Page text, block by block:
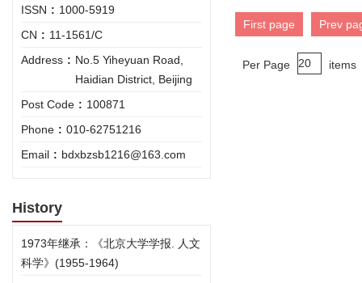
ISSN : 1000-5919
CN : 11-1561/C
Address : No.5 Yiheyuan Road,
Haidian District, Beijing
Post Code : 100871
Phone : 010-62751216
Email : bdxbzsb1216@163.com
History
1973年继承：《北京大学学报. 人文
科学》(1955-1964)
First page Prev
Per Page items